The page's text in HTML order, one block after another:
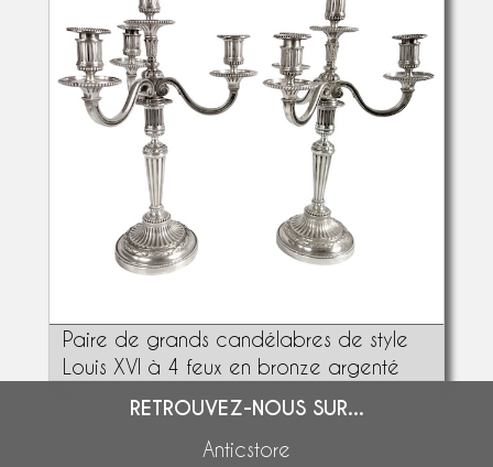
Paire de grands candélabres de style
Louis XVI à 4 feux en bronze argenté
RETROUVEZ-NOUS SUR...
Anticstore